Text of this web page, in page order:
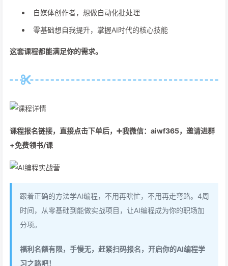
自媒体创作者，想做自动化批处理
零基础想自我提升，掌握AI时代的核心技能
这套课程都能满足你的需求。
课程报名链接，直接点击下单后，➕我微信：aiwf365，邀请进群
+免费领书/课
跟着正确的方法学AI编程，不用再瞎忙，不用再走弯路。4周
时间，从零基础到能做实战项目，让AI编程成为你的职场加
分项。
福利名额有限，手慢无，赶紧扫码报名，开启你的AI编程学
习之路吧！